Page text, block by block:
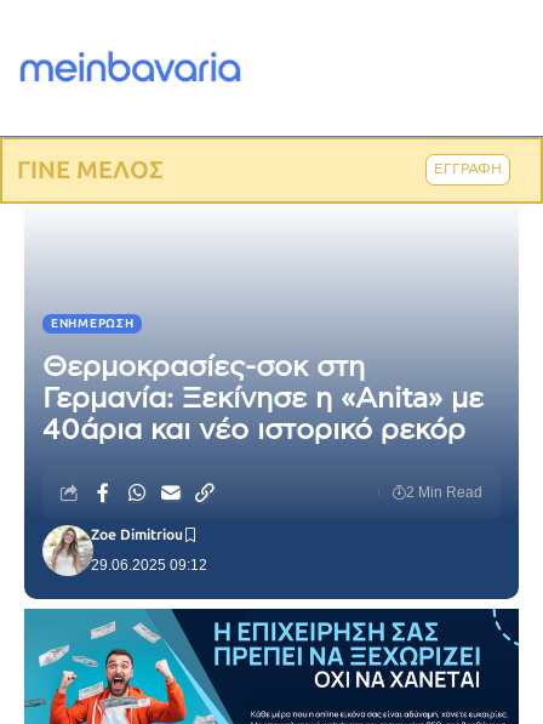
ΓΙΝΕ ΜΕΛΟΣ ΕΓΓΡΑΦΗ
ΕΝΗΜΈΡΩΣΗ
Θερμοκρασίες-σοκ στη
Γερμανία: Ξεκίνησε η «Anita» με
40άρια και νέο ιστορικό ρεκόρ
29.06.2025 09:12
Zoe Dimitriou
2 Min Read